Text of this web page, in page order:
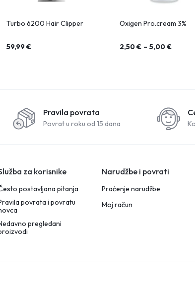
Turbo 6200 Hair Clipper
59,99€
Oxigen Pro.cream 3%
2,50€ – 5,00€
Pravila povrata
Povrat u roku od 15 dana
za korisnike
postavljana pitanja
povrata i povratu
pregledani
Narudžbe i povrati
Praćenje narudžbe
Moj račun